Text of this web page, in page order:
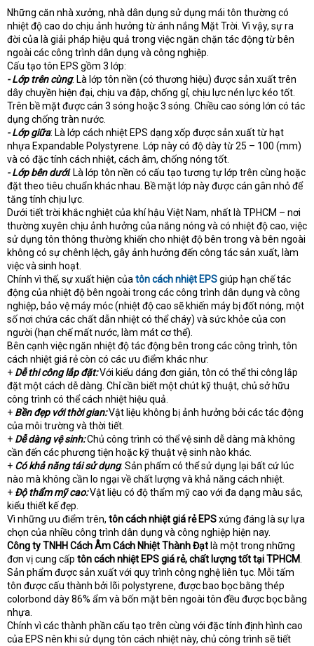
Những căn nhà xưởng, nhà dân dụng sử dụng mái tôn thường có
nhiệt độ cao do chịu ảnh hưởng từ ánh nắng Mặt Trời. Vì vậy, sự ra
đời của là giải pháp hiệu quả trong việc ngăn chặn tác động từ bên
ngoài các công trình dân dụng và công nghiệp.
Cấu tạo tôn EPS gồm 3 lớp:
- Lớp trên cùng: Là lớp tôn nền (có thương hiệu) được sản xuất trên
dây chuyền hiện đại, chịu va đập, chống gỉ, chịu lực nén lực kéo tốt.
Trên bề mặt được cán 3 sóng hoặc 3 sóng. Chiều cao sóng lớn có tác
dụng chống tràn nước.
- Lớp giữa: Là lớp cách nhiệt EPS dạng xốp được sản xuất từ hạt
nhựa Expandable Polystyrene. Lớp này có độ dày từ 25 – 100 (mm)
và có đặc tính cách nhiệt, cách âm, chống nóng tốt.
- Lớp bên dưới: Là lớp tôn nền có cấu tạo tương tự lớp trên cùng hoặc
đặt theo tiêu chuẩn khác nhau. Bề mặt lớp này được cán gân nhỏ để
tăng tính chịu lực.
Dưới tiết trời khắc nghiệt của khí hậu Việt Nam, nhất là TPHCM – nơi
thường xuyên chịu ảnh hưởng của nắng nóng và có nhiệt độ cao, việc
sử dụng tôn thông thường khiến cho nhiệt độ bên trong và bên ngoài
không có sự chênh lệch, gây ảnh hưởng đến công tác sản xuất, làm
việc và sinh hoạt.
Chính vì thế, sự xuất hiện củatôn cách nhiệt EPSgiúp hạn chế tác
động của nhiệt độ bên ngoài trong các công trình dân dụng và công
nghiệp, bảo vệ máy móc (nhiệt độ cao sẽ khiến máy bị đốt nóng, một
số nơi chứa các chất dẫn nhiệt có thể cháy) và sức khỏe của con
người (hạn chế mất nước, làm mát cơ thể).
Bên cạnh việc ngăn nhiệt độ tác động bên trong các công trình, tôn
cách nhiệt giá rẻ còn có các ưu điểm khác như:
+ Dễ thi công lắp đặt:Với kiểu dáng đơn giản, tôn có thể thi công lắp
đặt một cách dễ dàng. Chỉ cần biết một chút kỹ thuật, chủ sở hữu
công trình có thể cách nhiệt hiệu quả.
+ Bền đẹp với thời gian:Vật liệu không bị ảnh hưởng bởi các tác động
của môi trường và thời tiết.
+ Dễ dàng vệ sinh:Chủ công trình có thể vệ sinh dễ dàng mà không
cần đến các phương tiện hoặc kỹ thuật vệ sinh nào khác.
+ Có khả năng tái sử dụng: Sản phẩm có thể sử dụng lại bất cứ lúc
nào mà không cần lo ngại về chất lượng và khả năng cách nhiệt.
+ Độ thẩm mỹ cao:Vật liệu có độ thẩm mỹ cao với đa dạng màu sắc,
kiểu thiết kế đẹp.
Vì những ưu điểm trên, tôn cách nhiệt giá rẻ EPSxứng đáng là sự lựa
chọn của nhiều công trình dân dụng và công nghiệp hiện nay.
Công ty TNHH Cách Âm Cách Nhiệt Thành Đạt là một trong những
đơn vị cung cấp tôn cách nhiệt EPS giá rẻ, chất lượng tốt tại TPHCM.
Sản phẩm được sản xuất với quy trình công nghệ liên tục. Mỗi tấm
tôn được cấu thành bởi lõi polystyrene, được bao bọc bằng thép
colorbond dày 86% ẩm và bốn mặt bên ngoài tôn đều được bọc bằng
nhựa.
Chính vì các thành phần cấu tạo trên cùng với đặc tính định hình cao
của EPS nên khi sử dụng tôn cách nhiệt này, chủ công trình sẽ tiết